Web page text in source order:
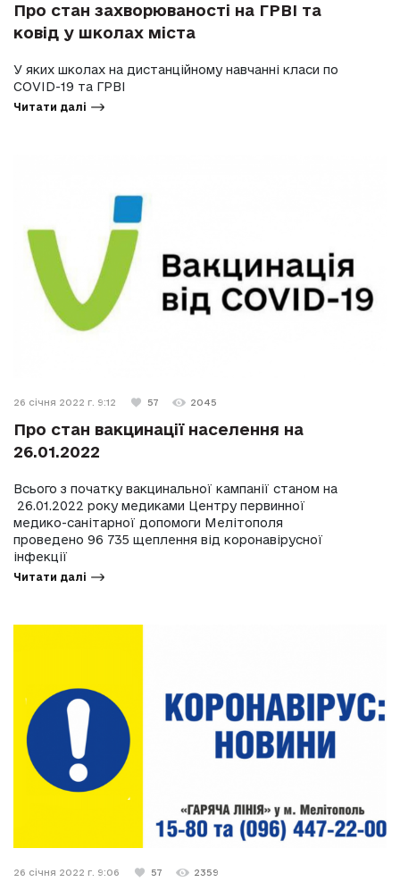
Про стан захворюваності на ГРВІ та
ковід у школах міста
У яких школах на дистанційному навчанні класи по
COVID-19 та ГРВІ
Читати далі
26 січня 2022 г. 9:12 57 2045
Про стан вакцинації населення на
26.01.2022
Всього з початку вакцинальної кампанії станом на
26.01.2022 року медиками Центру первинної
медико-санітарної допомоги Мелітополя
проведено 96 735 щеплення від коронавірусної
інфекції
Читати далі
26 січня 2022 г. 9:06 57 2359